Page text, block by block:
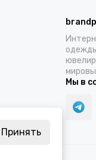
Мы в
Принять